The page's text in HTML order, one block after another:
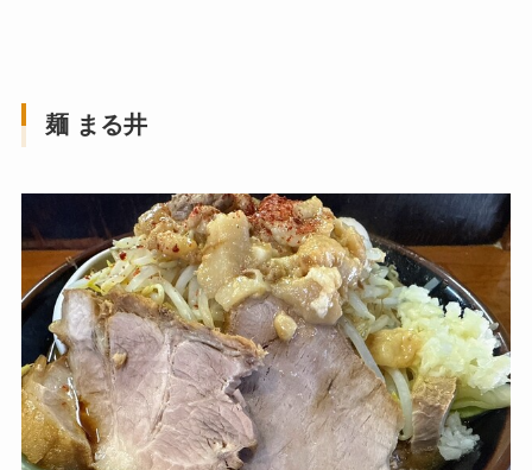
麺 まる井